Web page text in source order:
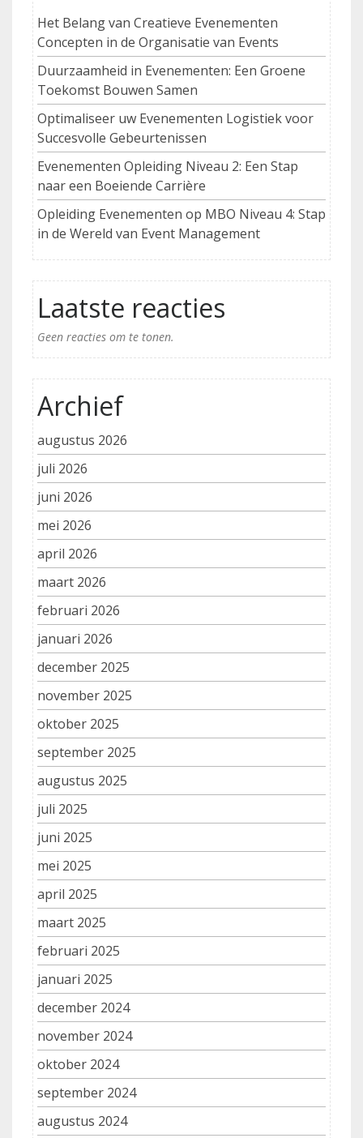
Het Belang van Creatieve Evenementen
Concepten in de Organisatie van Events
Duurzaamheid in Evenementen: Een Groene
Toekomst Bouwen Samen
Optimaliseer uw Evenementen Logistiek voor
Succesvolle Gebeurtenissen
Evenementen Opleiding Niveau 2: Een Stap
naar een Boeiende Carrière
Opleiding Evenementen op MBO Niveau 4: Stap
in de Wereld van Event Management
Laatste reacties
Geen reacties om te tonen.
Archief
augustus 2026
juli 2026
juni 2026
mei 2026
april 2026
maart 2026
februari 2026
januari 2026
december 2025
november 2025
oktober 2025
september 2025
augustus 2025
juli 2025
juni 2025
mei 2025
april 2025
maart 2025
februari 2025
januari 2025
december 2024
november 2024
oktober 2024
september 2024
augustus 2024